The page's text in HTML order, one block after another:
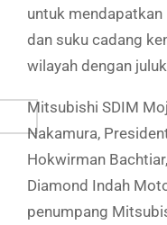
untuk mendapatkan
dan suku cadang
wilayah dengan
Mitsubishi SDIM
Nakamura,
Hokwirman
Diamond Indah
penumpang